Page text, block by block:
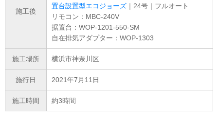
施工後
置台設置型エコジョーズ ｜24号｜フルオート
リモコン：MBC-240V
据置台：WOP-1201-550-SM
自在排気アダプター：WOP-1303
施工場所 横浜市神奈川区
施行日 2021年7月11日
施工時間 約3時間